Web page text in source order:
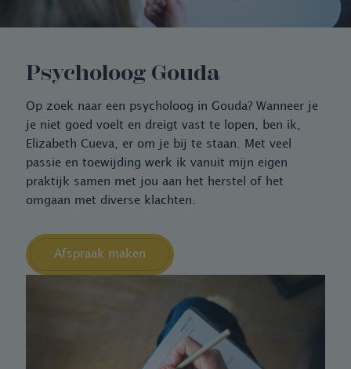
Psycholoog Gouda
Op zoek naar een psycholoog in Gouda? Wanneer je
je niet goed voelt en dreigt vast te lopen, ben ik,
Elizabeth Cueva, er om je bij te staan. Met veel
passie en toewijding werk ik vanuit mijn eigen
praktijk samen met jou aan het herstel of het
omgaan met diverse klachten.
Afspraak maken